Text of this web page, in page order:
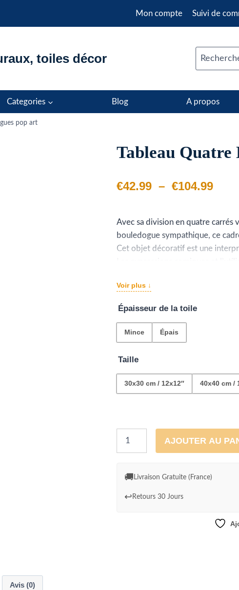
Mon compte Suivi de
toiles décor
Categories Blog A propos
pop art
Tableau Quatre
€42.99 – €104.99Plage
prix
Avec sa division en quatre carrés
bouledogue sympathique, ce
Cet objet décoratif est une
ludique et animé du pop art.
Voir plus ↓
Épaisseur de la toile
Mince Épais
Taille
30x30 cm / 12x12″ 40x40 cm /
Quatre
pop
AJOUTER AU
🚚 Livraison Gratuite (France)
↩️ Retours 30 Jours
Avis (0)